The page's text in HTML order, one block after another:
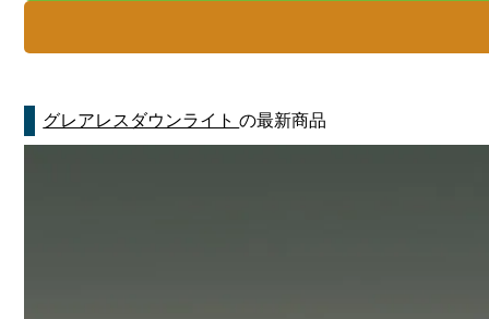
グレアレスダウンライトの最新商品